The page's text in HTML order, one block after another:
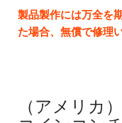
製品製作には万全を
た場合、無償で修理
（アメリカ